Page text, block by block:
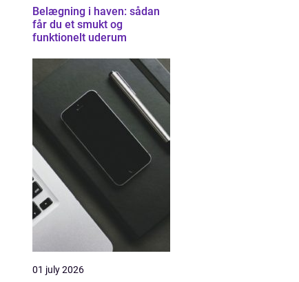
Belægning i haven: sådan
får du et smukt og
funktionelt uderum
01 july 2026